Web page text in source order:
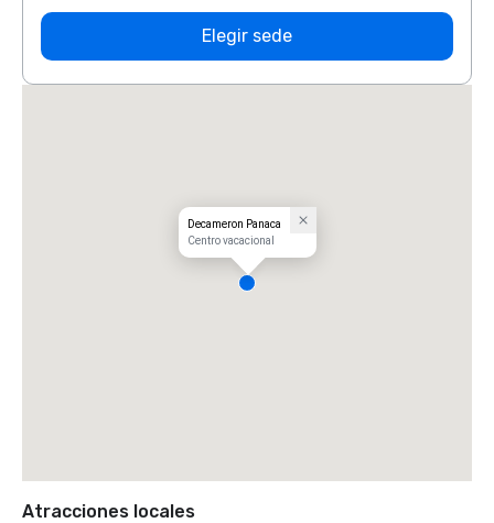
Elegir sede
Decameron Panaca
Centro vacacional
Atracciones locales